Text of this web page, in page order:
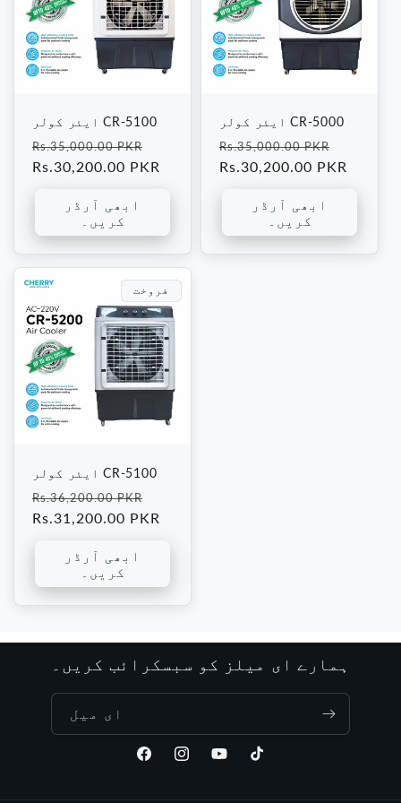
ایئر کولر CR-5100
باقاعدہ
قیمت
Rs.35,000.00 PKR
کیRs.30,200.00 PKR
ابھی آرڈر
کریں۔
ایئر کولر CR-5000
باقاعدہ
قیمت
Rs.35,000.00 PKR
کیRs.30,200.00 PKR
ابھی آرڈر
کریں۔
فروخت
ایئر کولر CR-5100
باقاعدہ
قیمت
Rs.36,200.00 PKR
کیRs.31,200.00 PKR
ابھی آرڈر
کریں۔
ہمارے ای میلز کو سبسکرائب کریں۔
ای میل
فیس
انسٹاگرامیوٹیوبٹک